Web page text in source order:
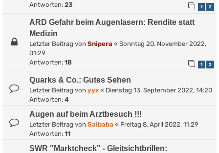
Antworten: 23 1 2
ARD Gefahr beim Augenlasern: Rendite statt
Medizin
Letzter Beitrag von Snipera « Sonntag 20. November 2022,
01:29
Antworten: 18 1 2
Quarks & Co.: Gutes Sehen
Letzter Beitrag von yyz « Dienstag 13. September 2022, 14:20
Antworten: 4
Augen auf beim Arztbesuch !!!
Letzter Beitrag von Saibaba « Freitag 8. April 2022, 11:29
Antworten: 11
SWR "Marktcheck" - Gleitsichtbrillen: